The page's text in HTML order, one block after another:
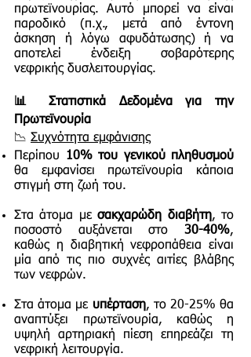
πρωτεϊνουρίας. Αυτό μπορεί να είναι
παροδικό (π.χ., μετά από έντονη
άσκηση ή λόγω αφυδάτωσης) ή να
αποτελεί ένδειξη σοβαρότερης
νεφρικής δυσλειτουργίας.
📊 Στατιστικά Δεδομένα για την
Πρωτεϊνουρία
📉 Συχνότητα εμφάνισης
Περίπου 10% του γενικού πληθυσμού
θα εμφανίσει πρωτεϊνουρία κάποια
στιγμή στη ζωή του.
Στα άτομα μεσακχαρώδη διαβήτη, το
ποσοστό αυξάνεται στο 30-40%,
καθώς η διαβητική νεφροπάθεια είναι
μία από τις πιο συχνές αιτίες βλάβης
των νεφρών.
Στα άτομα με υπέρταση, το 20-25% θα
αναπτύξει πρωτεϊνουρία, καθώς η
υψηλή αρτηριακή πίεση επηρεάζει τη
νεφρική λειτουργία.